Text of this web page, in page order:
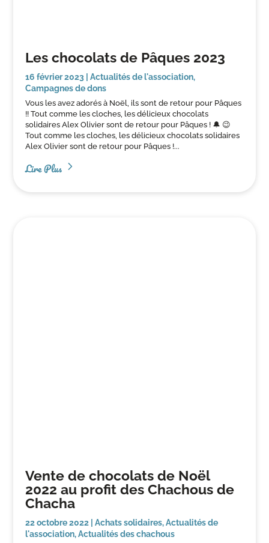
Les chocolats de Pâques 2023
16 février 2023 |Actualités de l'association,
Campagnes de dons
Vous les avez adorés à Noël, ils sont de retour pour Pâques
!! Tout comme les cloches, les délicieux chocolats
solidaires Alex Olivier sont de retour pour Pâques ! 🔔 😉
Tout comme les cloches, les délicieux chocolats solidaires
Alex Olivier sont de retour pour Pâques !...
Lire Plus
Vente de chocolats de Noël
2022 au profit des Chachous de
Chacha
22 octobre 2022 |Achats solidaires,Actualités de
l'association,Actualités des chachous